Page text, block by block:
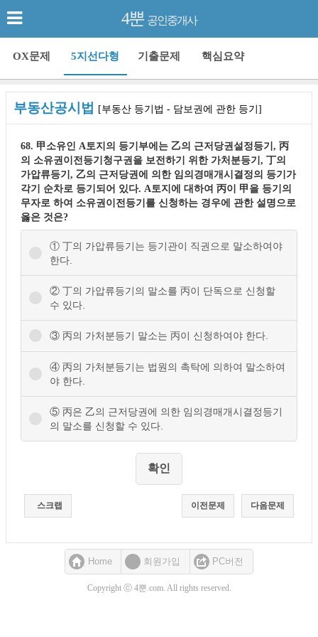
4뿐 공인중개사
OX문제 5지선다형 기출문제 핵심요약
부동산공시법 [부동산 등기법 - 담보권에 관한 등기]
68. 甲소유인 A토지의 등기부에는 乙의 근저당권설정등기, 丙
의 소유권이전등기청구권을 보전하기 위한 가처분등기, 丁의
가압류등기, 乙의 근저당권에 의한 임의경매개시결정의 등기가
각기 순차로 등기되어 있다. A토지에 대하여 丙이 甲을 등기의
무자로 하여 소유권이전등기를 신청하는 경우에 관한 설명으로
옳은 것은?
① 丁의 가압류등기는 등기관이 직권으로 말소하여야
한다.
② 丁의 가압류등기의 말소를 丙이 단독으로 신청할
수 있다.
③ 丙의 가처분등기 말소는 丙이 신청하여야 한다.
④ 丙의 가처분등기는 법원의 촉탁에 의하여 말소하여
야 한다.
⑤ 丙은 乙의 근저당권에 의한 임의경매개시결정등기
의 말소를 신청할 수 있다.
스크랩 다음문제
이전문제
Home 회원가입 PC버전
Copyright ⓒ 4뿐.com. All rights reserved.